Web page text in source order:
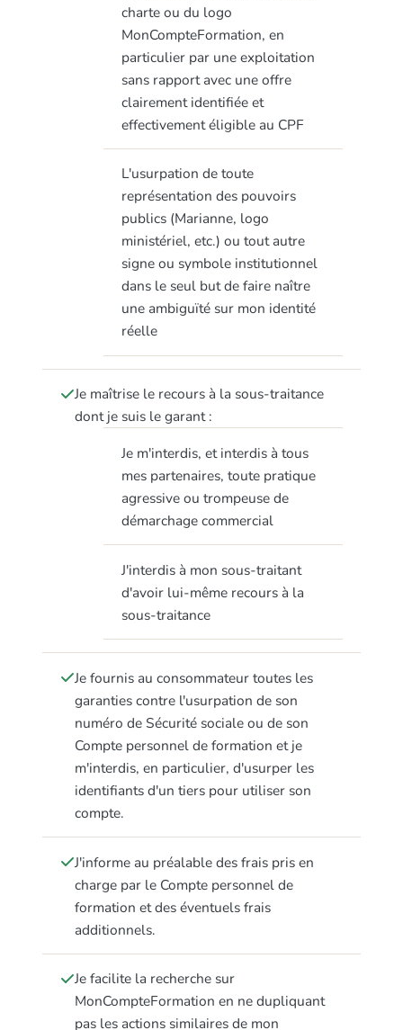
charte ou du logo
MonCompteFormation, en
particulier par une exploitation
sans rapport avec une offre
clairement identifiée et
effectivement éligible au CPF
L'usurpation de toute
représentation des pouvoirs
publics (Marianne, logo
ministériel, etc.) ou tout autre
signe ou symbole institutionnel
dans le seul but de faire naître
une ambiguïté sur mon identité
réelle
Je maîtrise le recours à la sous-traitance
dont je suis le garant :
Je m'interdis, et interdis à tous
mes partenaires, toute pratique
agressive ou trompeuse de
démarchage commercial
J'interdis à mon sous-traitant
d'avoir lui-même recours à la
sous-traitance
Je fournis au consommateur toutes les
garanties contre l'usurpation de son
numéro de Sécurité sociale ou de son
Compte personnel de formation et je
m'interdis, en particulier, d'usurper les
identifiants d'un tiers pour utiliser son
compte.
J'informe au préalable des frais pris en
charge par le Compte personnel de
formation et des éventuels frais
additionnels.
Je facilite la recherche sur
MonCompteFormation en ne dupliquant
pas les actions similaires de mon